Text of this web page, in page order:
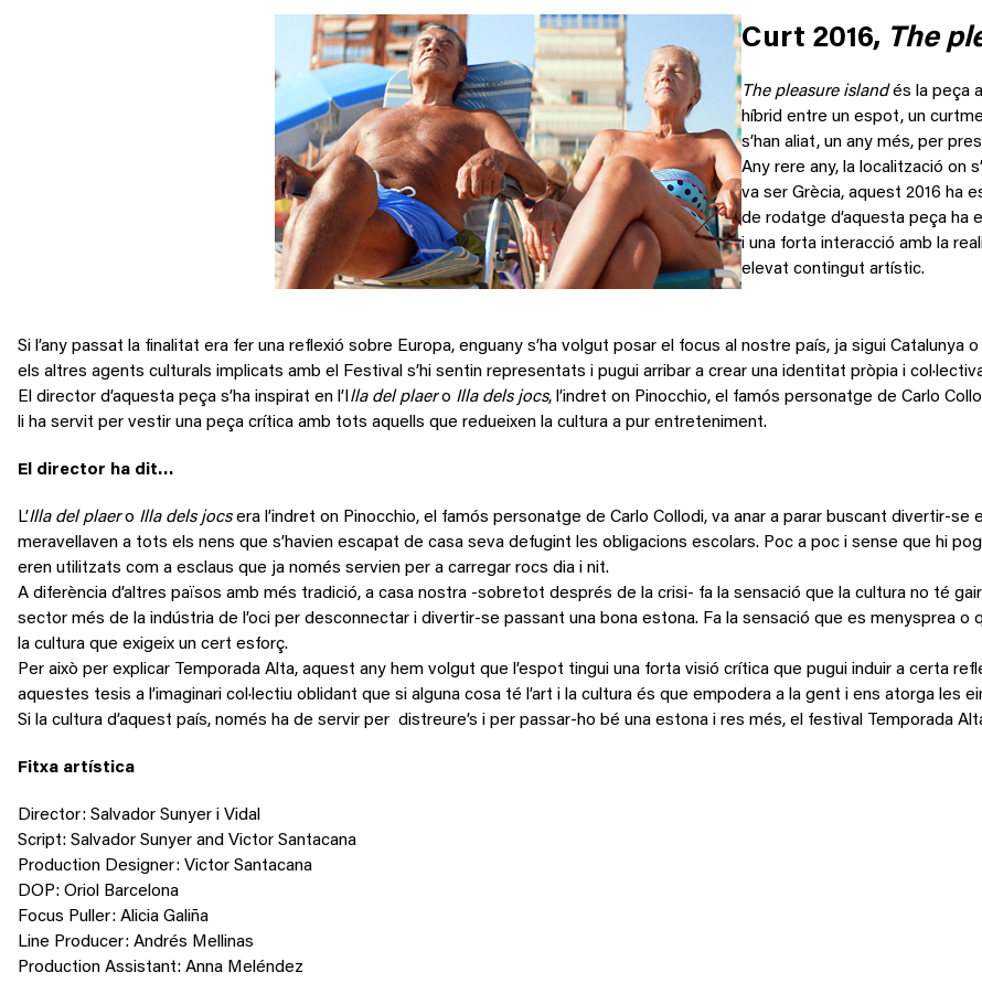
Curt 2016, The
The pleasure islandés la peça
híbrid entre un espot, un
s’han aliat, un any més, per
Any rere any, la localització on
va ser Grècia, aquest 2016 ha
de rodatge d’aquesta peça ha
i una forta interacció amb la
elevat contingut artístic.
Si l’any passat la finalitat era fer una reflexió sobre Europa, enguany s’ha volgut posar el focus al nostre país, ja sigui
els altres agents culturals implicats amb el Festival s’hi sentin representats i pugui arribar a crear una identitat pròpia i
El director d’aquesta peça s’ha inspirat en l’I lla del plaero Illa dels jocs, l’indret on Pinocchio, el famós personatge de Carlo
li ha servit per vestir una peça crítica amb tots aquells que redueixen la cultura a pur entreteniment.
El director ha dit…
L’Illa del plaero Illa dels jocsera l’indret on Pinocchio, el famós personatge de Carlo Collodi, va anar a parar buscant divertir-
meravellaven a tots els nens que s’havien escapat de casa seva defugint les obligacions escolars. Poc a poc i sense que hi
eren utilitzats com a esclaus que ja només servien per a carregar rocs dia i nit.
A diferència d’altres països amb més tradició, a casa nostra -sobretot després de la crisi- fa la sensació que la cultura no té
sector més de la indústria de l’oci per desconnectar i divertir-se passant una bona estona. Fa la sensació que es menysprea
la cultura que exigeix un cert esforç.
Per això per explicar Temporada Alta, aquest any hem volgut que l’espot tingui una forta visió crítica que pugui induir a certa
aquestes tesis a l’imaginari col·lectiu oblidant que si alguna cosa té l’art i la cultura és que empodera a la gent i ens atorga les
Si la cultura d’aquest país, només ha de servir per distreure’s i per passar-ho bé una estona i res més, el festival Temporada
Fitxa artística
Director: Salvador Sunyer i Vidal
Script: Salvador Sunyer and Victor Santacana
Production Designer: Victor Santacana
DOP: Oriol Barcelona
Focus Puller: Alicia Galiña
Line Producer: Andrés Mellinas
Production Assistant: Anna Meléndez